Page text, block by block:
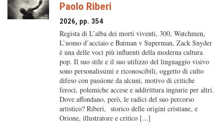
Paolo Riberi
2026, pp. 354
Regista di L’alba dei morti viventi, 300, Watchmen,
L’uomo d’acciaio e Batman v Superman, Zack Snyder
è una delle voci più influenti della moderna cultura
pop. Il suo stile e il suo utilizzo del linguaggio visivo
sono personalissimi e riconoscibili, oggetto di culto
difeso con passione da alcuni, motivo di critiche
feroci, polemiche accese e addirittura ingiurie per altri.
Dove affondano, però, le radici del suo percorso
artistico? Riberi, storico delle origini cristiane, e
Orione, illustratore e critico [...]